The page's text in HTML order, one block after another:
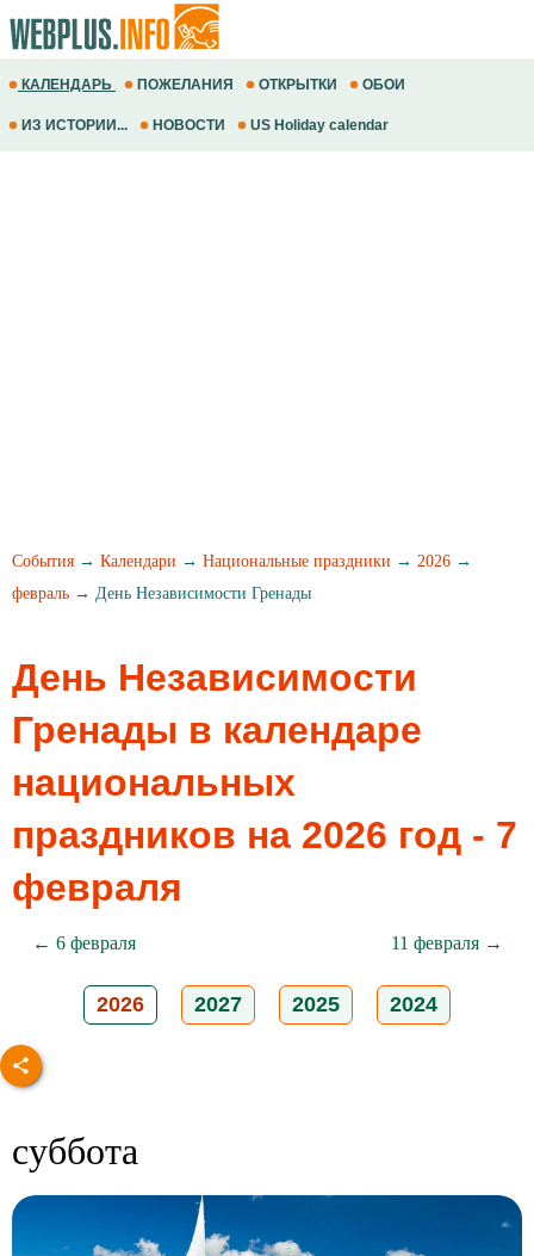
КАЛЕНДАРЬ ПОЖЕЛАНИЯ ОТКРЫТКИ ОБОИ
ИЗ ИСТОРИИ... НОВОСТИ US Holiday calendar
События → Календари → Национальные праздники → 2026 →
февраль → День Независимости Гренады
День Независимости
Гренады в календаре
национальных
праздников на 2026 год - 7
февраля
← 6 февраля 11 февраля →
2026 2027 2025 2024
суббота